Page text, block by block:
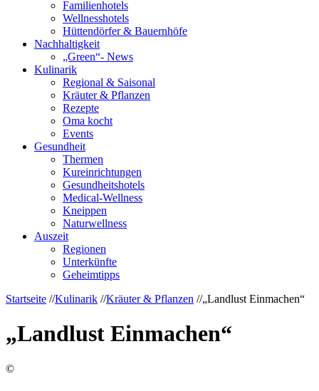
Familienhotels
Wellnesshotels
Hüttendörfer & Bauernhöfe
Nachhaltigkeit
„Green“- News
Kulinarik
Regional & Saisonal
Kräuter & Pflanzen
Rezepte
Oma kocht
Events
Gesundheit
Thermen
Kureinrichtungen
Gesundheitshotels
Medical-Wellness
Kneippen
Naturwellness
Auszeit
Regionen
Unterkünfte
Geheimtipps
Startseite //Kulinarik //Kräuter & Pflanzen //„Landlust Einmachen“
„Landlust Einmachen“
©